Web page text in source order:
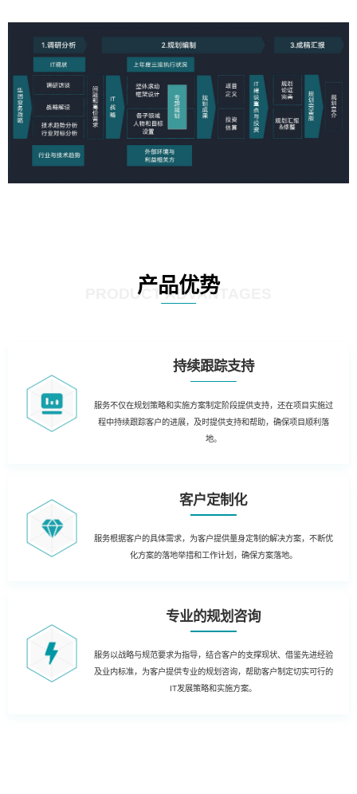
产品优势
PRODUCT ADVANTAGES
持续跟踪支持
服务不仅在规划策略和实施方案制定阶段提供支持，还在项目实施过
程中持续跟踪客户的进展，及时提供支持和帮助，确保项目顺利落
地。
客户定制化
服务根据客户的具体需求，为客户提供量身定制的解决方案，不断优
化方案的落地举措和工作计划，确保方案落地。
专业的规划咨询
服务以战略与规范要求为指导，结合客户的支撑现状、借鉴先进经验
及业内标准，为客户提供专业的规划咨询，帮助客户制定切实可行的
IT发展策略和实施方案。